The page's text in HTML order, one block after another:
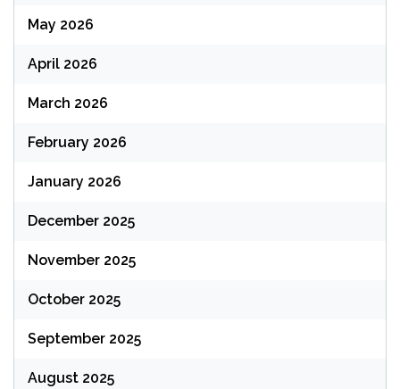
May 2026
April 2026
March 2026
February 2026
January 2026
December 2025
November 2025
October 2025
September 2025
August 2025